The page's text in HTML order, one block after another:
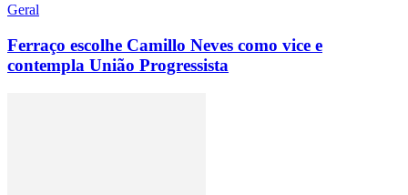
Geral
Ferraço escolhe Camillo Neves como vice e
contempla União Progressista